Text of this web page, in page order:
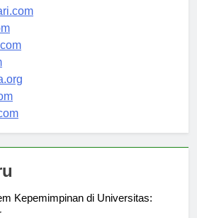
Kepemimpinan di Universitas: